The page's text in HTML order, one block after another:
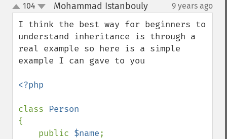
up
down
104 Mohammad Istanbouly¶ 9 years ago
I think the best way for beginners to
understand inheritance is through a
real example so here is a simple
example I can gave to you
<?php
class
{
    public
$name;